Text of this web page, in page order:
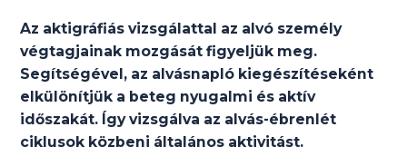
Az aktigráfiás vizsgálattal az alvó személy
végtagjainak mozgását figyeljük meg.
Segítségével, az alvásnapló kiegészítéseként
elkülönítjük a beteg nyugalmi és aktív
időszakát. Így vizsgálva az alvás-ébrenlét
ciklusok közbeni általános aktivitást.